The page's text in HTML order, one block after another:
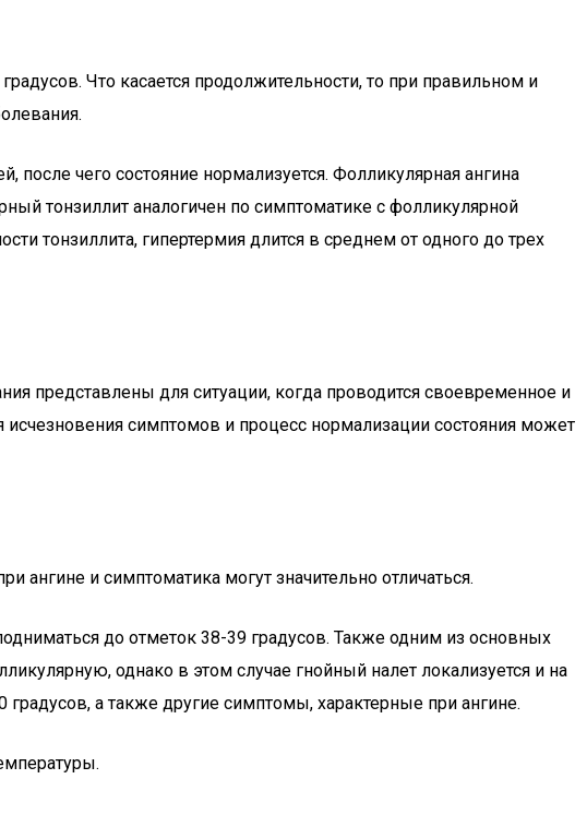
Что касается продолжительности, то при правильном и
после чего состояние нормализуется. Фолликулярная ангина
тонзиллит аналогичен по симптоматике с фолликулярной
тонзиллита, гипертермия длится в среднем от одного до трех
представлены для ситуации, когда проводится своевременное и
симптомов и процесс нормализации состояния может
и симптоматика могут значительно отличаться.
до отметок 38-39 градусов. Также одним из основных
однако в этом случае гнойный налет локализуется и на
а также другие симптомы, характерные при ангине.